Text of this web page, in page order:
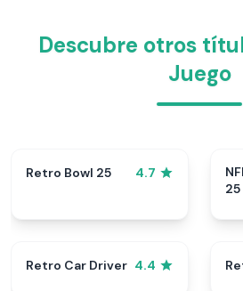
Descubre otros
Juego
Retro Bowl 25 4.7
25
Retro Car Driver 4.4